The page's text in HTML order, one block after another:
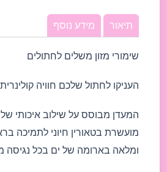
תיאור מידע נוסף
שימורי מזון משלים לחתולים
העניקו לחתול שלכם חוויה
המעדן מבוסס על שילוב איכותי
ומלאה בארומה של ים בכל נגיסה